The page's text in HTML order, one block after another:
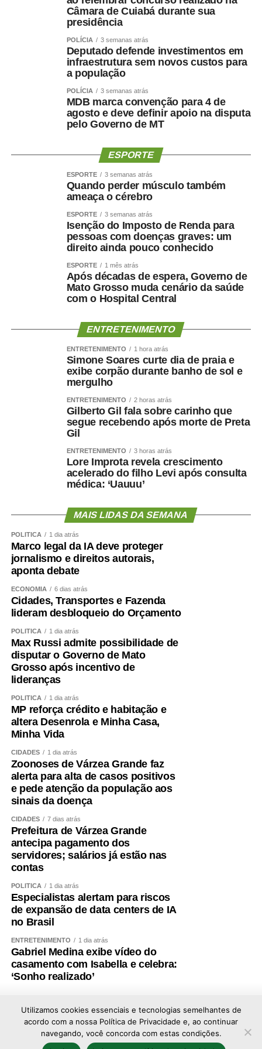
planejamento a criação de um plano de metas, que
guiará as estratégias de atuação para os próximos dez
“A partir da implementação da Rede é que nós
documentos públicos, nos planos e nas iniciativas
estratégicas. Com a Rede, conseguimos devolver à
população um serviço de melhor qualidade. Junto a isso,
de metas para o município”, relatou a promotora.
Já o delegado da Polícia Civil de Mato Grosso, Gabriel
Conrado, a implantação da Rede é fundamental para a
número muito alto de casos de violência doméstica nessa
região. Então, essa integração é importante para a
repressão desses crimes e proteção das mulheres”,
Canais de denúncia:
181 – Estado de Mato Grosso
197 – Polícia Civil
Autor: Bruno Vicente
Departamento: Coordenadoria de Comunicação do TJMT
Tribunal de Justiça de MT – MT
COMENTE ABAIXO:
WhatsApp
Facebook
Câmara de Cuiabá durante sua
presidência
POLÍCIA 3 semanas atrás
Deputado defende investimentos em
infraestrutura sem novos custos para
a população
POLÍCIA 3 semanas atrás
MDB marca convenção para 4 de
agosto e deve definir apoio na disputa
pelo Governo de MT
ESPORTE
ESPORTE 3 semanas atrás
Quando perder músculo também
ameaça o cérebro
ESPORTE 3 semanas atrás
Isenção do Imposto de Renda para
pessoas com doenças graves: um
direito ainda pouco conhecido
ESPORTE 1 mês atrás
Após décadas de espera, Governo de
Mato Grosso muda cenário da saúde
com o Hospital Central
ENTRETENIMENTO
ENTRETENIMENTO 1 hora atrás
Simone Soares curte dia de praia e
exibe corpão durante banho de sol e
mergulho
ENTRETENIMENTO 2 horas atrás
Gilberto Gil fala sobre carinho que
segue recebendo após morte de Preta
Gil
ENTRETENIMENTO 3 horas atrás
Lore Improta revela crescimento
acelerado do filho Levi após consulta
médica: ‘Uauuu’
MAIS LIDAS DA SEMANA
POLÍTICA 1 dia atrás
Marco legal da IA deve proteger
jornalismo e direitos autorais,
aponta debate
ECONOMIA 6 dias atrás
Cidades, Transportes e Fazenda
lideram desbloqueio do Orçamento
POLÍTICA 1 dia atrás
Max Russi admite possibilidade de
disputar o Governo de Mato
Grosso após incentivo de
lideranças
POLÍTICA 1 dia atrás
MP reforça crédito e habitação e
altera Desenrola e Minha Casa,
Minha Vida
CIDADES 1 dia atrás
Zoonoses de Várzea Grande faz
alerta para alta de casos positivos
e pede atenção da população aos
sinais da doença
CIDADES 7 dias atrás
Prefeitura de Várzea Grande
antecipa pagamento dos
servidores; salários já estão nas
contas
POLÍTICA 1 dia atrás
Especialistas alertam para riscos
de expansão de data centers de IA
no Brasil
ENTRETENIMENTO 1 dia atrás
Gabriel Medina exibe vídeo do
casamento com Isabella e celebra:
‘Sonho realizado’
Utilizamos cookies essenciais e tecnologias semelhantes de
acordo com a nossa Política de Privacidade e, ao continuar
navegando, você concorda com estas condições.